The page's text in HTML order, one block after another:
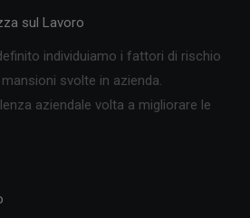
sul Lavoro
individuiamo i fattori di rischio
svolte in azienda.
aziendale volta a migliorare le